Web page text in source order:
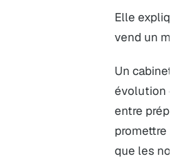
Elle
vend un
Un
évolution
entre
promettre
que les